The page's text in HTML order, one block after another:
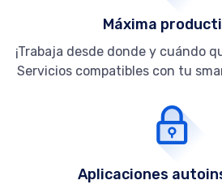
Máxima
¡Trabaja desde donde y cuándo
Servicios compatibles con tu
Aplicaciones